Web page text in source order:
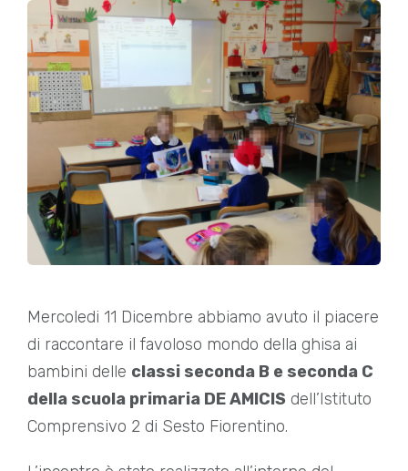
Mercoledi 11 Dicembre abbiamo avuto il piacere
di raccontare il favoloso mondo della ghisa ai
bambini delle classi seconda B e seconda C
della scuola primaria DE AMICIS dell’Istituto
Comprensivo 2 di Sesto Fiorentino.